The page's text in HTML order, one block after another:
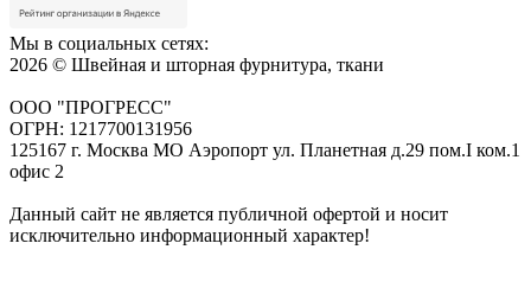
Мы в социальных сетях:
2026 © Швейная и шторная фурнитура, ткани
ООО "ПРОГРЕСС"
ОГРН: 1217700131956
125167 г. Москва МО Аэропорт ул. Планетная д.29 пом.I ком.1
офис 2
Данный сайт не является публичной офертой и носит
исключительно информационный характер!